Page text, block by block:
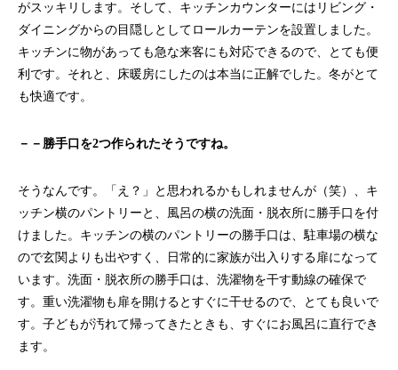
がスッキリします。そして、キッチンカウンターにはリビング・
ダイニングからの目隠しとしてロールカーテンを設置しました。
キッチンに物があっても急な来客にも対応できるので、とても便
利です。それと、床暖房にしたのは本当に正解でした。冬がとて
も快適です。
－－勝手口を2つ作られたそうですね。
そうなんです。「え？」と思われるかもしれませんが（笑）、キ
ッチン横のパントリーと、風呂の横の洗面・脱衣所に勝手口を付
けました。キッチンの横のパントリーの勝手口は、駐車場の横な
ので玄関よりも出やすく、日常的に家族が出入りする扉になって
います。洗面・脱衣所の勝手口は、洗濯物を干す動線の確保で
す。重い洗濯物も扉を開けるとすぐに干せるので、とても良いで
す。子どもが汚れて帰ってきたときも、すぐにお風呂に直行でき
ます。